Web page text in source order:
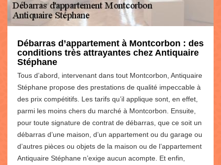
Débarras d’appartement à Montcorbon : des
conditions très attrayantes chez Antiquaire
Stéphane
Tous d’abord, intervenant dans tout Montcorbon, Antiquaire
Stéphane propose des prestations de qualité impeccable à
des prix compétitifs. Les tarifs qu’il applique sont, en effet,
parmi les moins chers du marché à Montcorbon. Ensuite,
pour toute signature de contrat de débarras, que ce soit un
débarras d’une maison, d’un appartement ou du garage ou
d’autres pièces ou objets de la maison ou de l’appartement
Antiquaire Stéphane n’exige aucun acompte. Et enfin,